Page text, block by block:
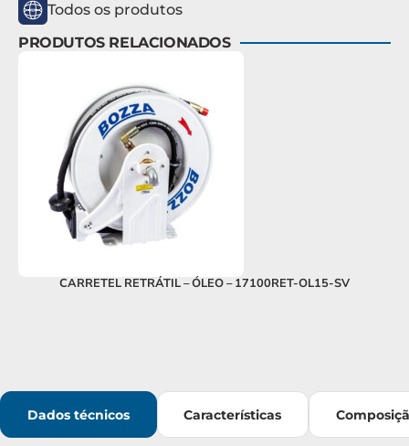
Todos os produtos
PRODUTOS RELACIONADOS
CARRETEL RETRÁTIL – ÓLEO – 17100RET-OL15-SV
Dados técnicos Características